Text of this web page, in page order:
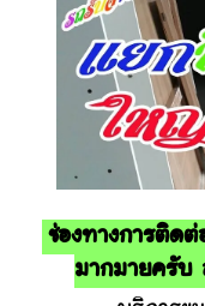
ช่องทางการติด
มากมายครับ